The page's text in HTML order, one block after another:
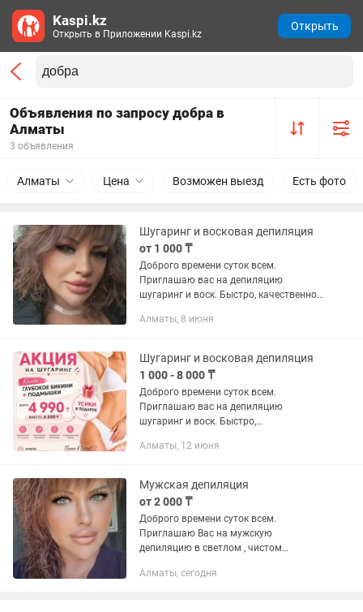
Объявления по запросу добра в
Алматы
3 объявления
Алматы Цена Возможен выезд Есть фото
Шугаринг и восковая депиляция
от 1 000 ₸
Доброго времени суток всем.
Приглашаю вас на депиляцию
шугаринг и воск. Быстро, качественно.
воском Лицо- 4500 Усики- 1000
полностью...
Алматы, 8 июня
Шугаринг и восковая депиляция
1 000 - 8 000 ₸
Доброго времени суток всем.
Приглашаю вас на депиляцию
шугаринг и воск. Быстро,
профессиональные материалы. Все
пишите. Принимаю в...
Алматы, 12 июня
Мужская депиляция
от 2 000 ₸
Доброго времени суток всем.
Приглашаю Вас на мужскую
депиляцию в светлом , чистом
смена. Отдельно стоящее помещение.
Алматы, сегодня
Kaspi.kz
Открыть в Приложении Kaspi.kz
Открыть